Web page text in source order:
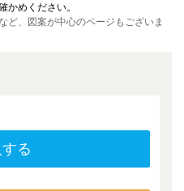
かめください。
ど、図案が中心のページもございま
る